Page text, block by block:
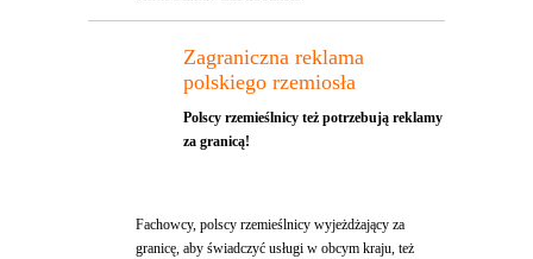
Zagraniczna reklama
polskiego rzemiosła
Polscy rzemieślnicy też potrzebują reklamy
za granicą!
Fachowcy, polscy rzemieślnicy wyjeżdżający za
granicę, aby świadczyć usługi w obcym kraju, też